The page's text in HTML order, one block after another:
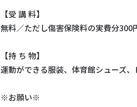
【受 講 料】
無料／ただし傷害保険料の実費分300
【持 ち 物】
運動ができる服装、体育館シューズ
※お願い※